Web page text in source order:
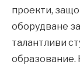
проекти,
оборудване
талантливи
образование.